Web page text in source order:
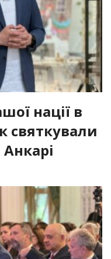
нації в
святкували